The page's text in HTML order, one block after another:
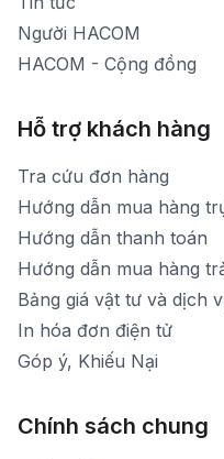
Người HACOM
HACOM - Cộng đồng
Hỗ trợ khách hàng
Tra cứu đơn hàng
Hướng dẫn mua hàng
Hướng dẫn thanh toán
Hướng dẫn mua hàng
Bảng giá vật tư và dịch
In hóa đơn điện tử
Góp ý, Khiếu Nại
Chính sách chung